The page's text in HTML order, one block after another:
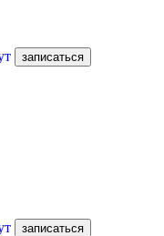
записаться
записаться